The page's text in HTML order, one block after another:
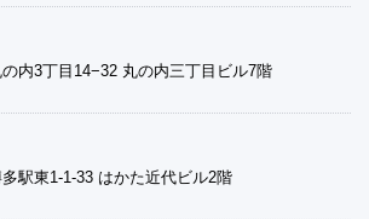
内3丁目14−32 丸の内三丁目ビル7階
駅東1-1-33 はかた近代ビル2階